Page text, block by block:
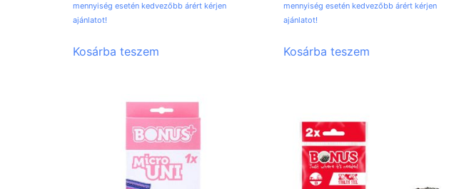
mennyiség esetén kedvezőbb árért kérjen
ajánlatot!
Kosárba teszem
mennyiség esetén kedvezőbb árért kérjen
ajánlatot!
Kosárba teszem